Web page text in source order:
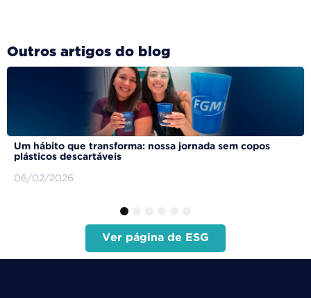
Outros artigos do blog
Um hábito que transforma: nossa jornada sem copos
plásticos descartáveis
06/02/2026
4
Ver página de ESG